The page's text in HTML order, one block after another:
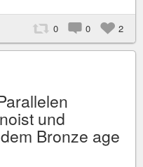
0 0 2
und
Bronze age